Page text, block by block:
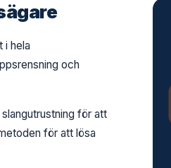
i hela
och
för att
för att lösa